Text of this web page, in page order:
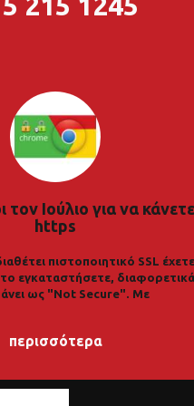
τον Ιούλιο για να
https
πιστοποιητικό SSL
το εγκαταστήσετε,
ως "Not Secure". Με
περισσότερα